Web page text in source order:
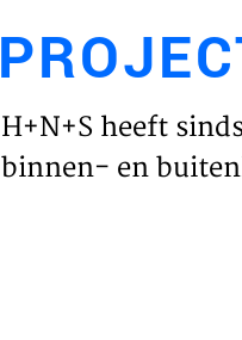
H+N+S heeft
binnen- en